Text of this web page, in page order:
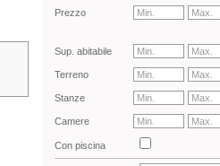
Prezzo
Sup. abitabile
Terreno
Stanze
Camere
Con piscina